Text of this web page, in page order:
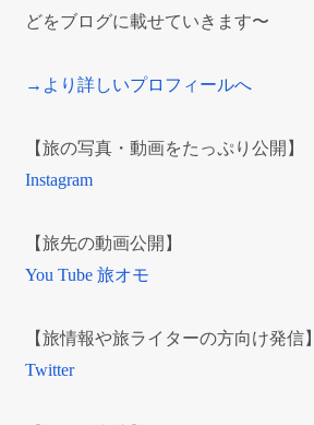
どをブログに載せていきます〜
→より詳しいプロフィールへ
【旅の写真・動画をたっぷり公開】
Instagram
【旅先の動画公開】
You Tube 旅オモ
【旅情報や旅ライターの方向け発信】
Twitter